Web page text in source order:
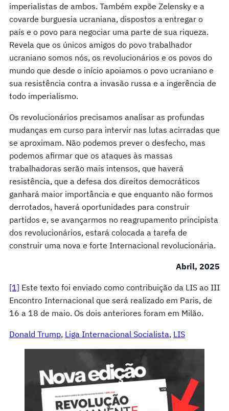
imperialistas de ambos. Também expõe Zelensky e a
covarde burguesia ucraniana, dispostos a entregar o
país e o povo para negociar uma parte de sua riqueza.
Revela que os únicos amigos do povo trabalhador
ucraniano somos nós, os revolucionários e os povos do
mundo que desde o início apoiamos o povo ucraniano e
sua resistência contra a invasão russa e a ingerência de
todo imperialismo.
Os revolucionários precisamos analisar as profundas
mudanças em curso para intervir nas lutas acirradas que
se aproximam. Não podemos prever o desfecho, mas
podemos afirmar que os ataques às massas
trabalhadoras serão mais intensos, que haverá
resistência, que a defesa dos direitos democráticos
ganhará maior importância e que enquanto não formos
derrotados, haverá oportunidades para construir
partidos e, se avançarmos no reagrupamento principista
dos revolucionários, estará colocada a tarefa de
construir uma nova e forte Internacional revolucionária.
Abril, 2025
[1] Este texto foi enviado como contribuição da LIS ao III
Encontro Internacional que será realizado em Paris, de
16 a 18 de maio. Os dois anteriores foram em Milão.
Donald Trump, Liga Internacional Socialista, LIS